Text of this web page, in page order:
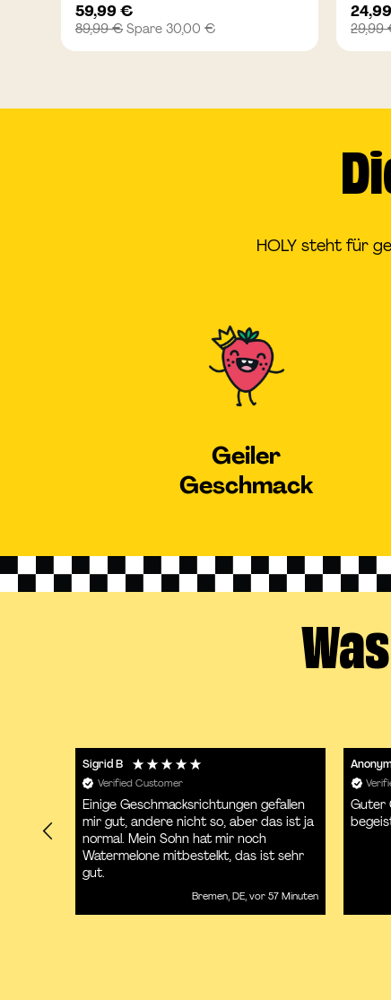
Angebotspreis
59,99 €
Regulärer
89,99 € Spare 30,00 € 29,99
HOLY steht für
Geiler
Geschmack
Sigrid B
Verified Customer
Einige Geschmacksrichtungen gefallen
mir gut, andere nicht so, aber das ist ja
normal. Mein Sohn hat mir noch
Watermelone mitbestelkt, das ist sehr
gut.
Bremen, DE, vor 57 Minuten
Guter